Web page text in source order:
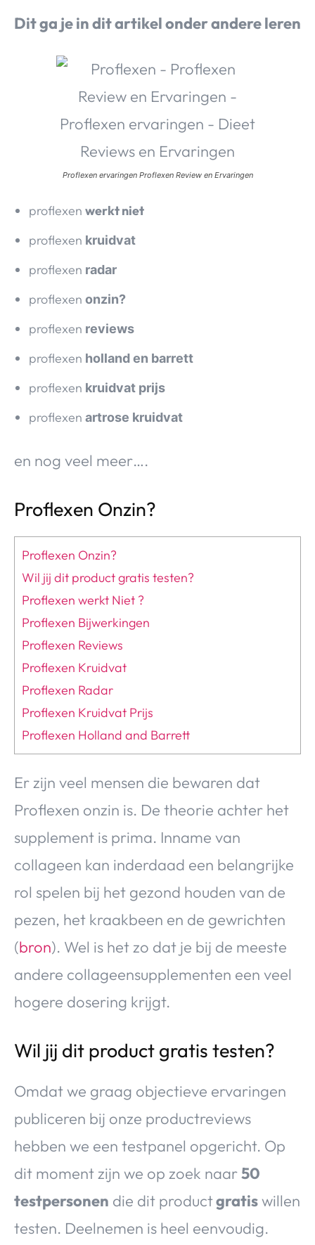
Dit ga je in dit artikel onder andere leren
Proflexen ervaringen Proflexen Review en Ervaringen
proflexen werkt niet
proflexen kruidvat
proflexen radar
proflexen onzin?
proflexen reviews
proflexen holland en barrett
proflexen kruidvat prijs
proflexen artrose kruidvat
en nog veel meer….
Proflexen Onzin?
Proflexen Onzin?
Wil jij dit product gratis testen?
Proflexen werkt Niet ?
Proflexen Bijwerkingen
Proflexen Reviews
Proflexen Kruidvat
Proflexen Radar
Proflexen Kruidvat Prijs
Proflexen Holland and Barrett
Er zijn veel mensen die bewaren dat
Proflexen onzin is. De theorie achter het
supplement is prima. Inname van
collageen kan inderdaad een belangrijke
rol spelen bij het gezond houden van de
pezen, het kraakbeen en de gewrichten
(bron). Wel is het zo dat je bij de meeste
andere collageensupplementen een veel
hogere dosering krijgt.
Wil jij dit product gratis testen?
Omdat we graag objectieve ervaringen
publiceren bij onze productreviews
hebben we een testpanel opgericht. Op
dit moment zijn we op zoek naar50
testpersonen die dit productgratiswillen
testen. Deelnemen is heel eenvoudig.